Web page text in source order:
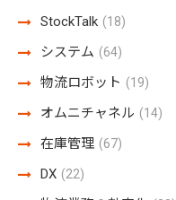
StockTalk (18)
システム (64)
物流ロボット (19)
オムニチャネル (14)
在庫管理 (67)
DX (22)